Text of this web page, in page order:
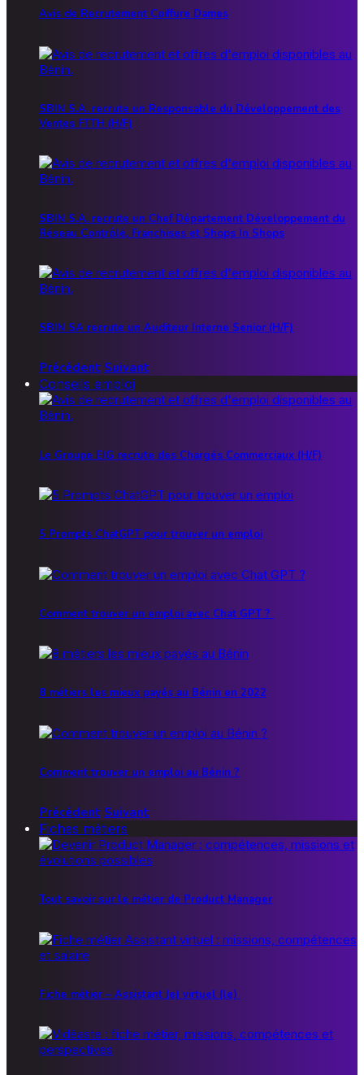
Avis de Recrutement Coiffure Dames
SBIN S.A. recrute un Responsable du Développement des
Ventes FTTH (H/F)
SBIN S.A. recrute un Chef Département Développement du
Réseau Contrôlé, Franchises et Shops In Shops
SBIN SA recrute un Auditeur Interne Senior (H/F)
Précédent Suivant
Conseils emploi
Le Groupe EIG recrute des Chargés Commerciaux (H/F)
5 Prompts ChatGPT pour trouver un emploi
Comment trouver un emploi avec Chat GPT ?
8 métiers les mieux payés au Bénin en 2022
Comment trouver un emploi au Bénin ?
Précédent Suivant
Fiches métiers
Tout savoir sur le métier de Product Manager
Fiche métier – Assistant (e) virtuel (le)